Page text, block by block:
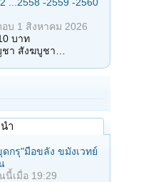
อบ 1 สิงหาคม 2026
บาท
า สังฆบูชา…
ำ
ดกรุ"มือขลัง ขมังเวทย์
นี้เมื่อ 19:29